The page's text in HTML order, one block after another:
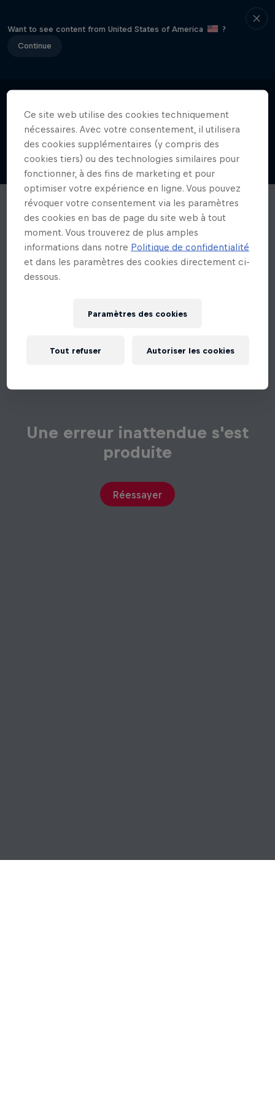
Want to see content from United States of America
?
Continue
Une erreur inattendue s'est
produite
Réessayer
Ce site web utilise des cookies techniquement
nécessaires. Avec votre consentement, il utilisera
des cookies supplémentaires (y compris des
cookies tiers) ou des technologies similaires pour
fonctionner, à des fins de marketing et pour
optimiser votre expérience en ligne. Vous pouvez
révoquer votre consentement via les paramètres
des cookies en bas de page du site web à tout
moment. Vous trouverez de plus amples
informations dans notre Politique de confidentialité
et dans les paramètres des cookies directement ci-
dessous.
Paramètres des cookies
Tout refuser Autoriser les cookies